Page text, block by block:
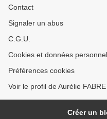
Contact
Signaler un abus
C.G.U.
Cookies et données
Préférences cookies
Voir le profil de Aurélie
Créer un